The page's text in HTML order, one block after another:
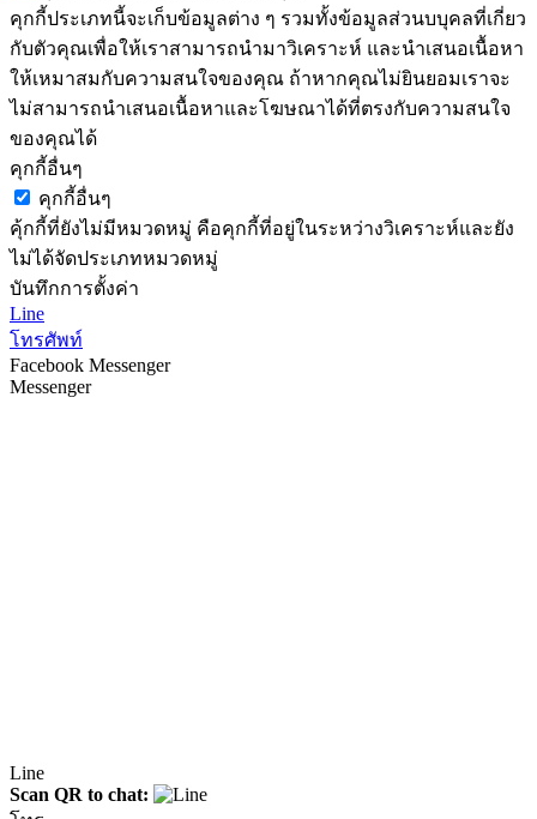
คุกกี้ประเภทนี้จะเก็บข้อมูลต่าง ๆ รวมทั้งข้อมูลส่วนบบุคลที่เกี่ยว
กับตัวคุณเพื่อให้เราสามารถนำมาวิเคราะห์ และนำเสนอเนื้อหา
ให้เหมาสมกับความสนใจของคุณ ถ้าหากคุณไม่ยินยอมเราจะ
ไม่สามารถนำเสนอเนื้อหาและโฆษณาได้ที่ตรงกับความสนใจ
ของคุณได้
คุกกี้อื่นๆ
คุกกี้อื่นๆ
คุ้กกี้ที่ยังไม่มีหมวดหมู่ คือคุกกี้ที่อยู่ในระหว่างวิเคราะห์และยัง
ไม่ได้จัดประเภทหมวดหมู่
บันทึกการตั้งค่า
Line
โทรศัพท์
Facebook Messenger
Messenger
Line
Scan QR to chat: